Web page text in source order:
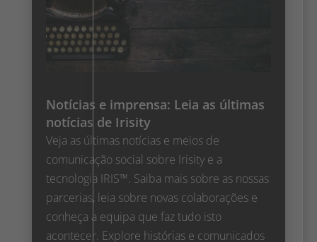
Notícias e imprensa: Leia as últimas
notícias de Irisity
Veja as últimas notícias e meios de
comunicação social sobre Irisity e a
tecnologia IRIS™. Saiba mais sobre as nossas
parcerias, leia sobre novas colaborações e
conheça a equipa que faz tudo isto
acontecer. Explore histórias e comunicados